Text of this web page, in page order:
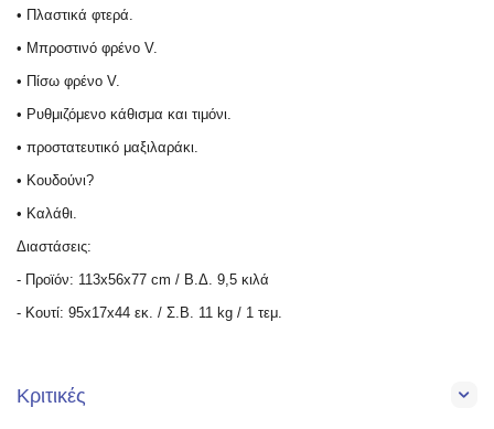
• Πλαστικά φτερά.
• Μπροστινό φρένο V.
• Πίσω φρένο V.
• Ρυθμιζόμενο κάθισμα και τιμόνι.
• προστατευτικό μαξιλαράκι.
• Κουδούνι?
• Καλάθι.
Διαστάσεις:
- Προϊόν: 113x56x77 cm / Β.Δ. 9,5 κιλά
- Κουτί: 95x17x44 εκ. / Σ.Β. 11 kg / 1 τεμ.
Κριτικές